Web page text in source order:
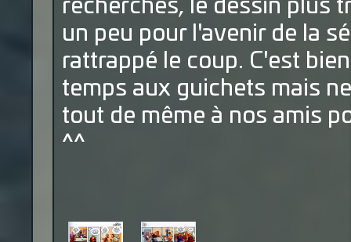
recherchés, le dessin plus
un peu pour l'avenir de la
rattrappé le coup. C'est
temps aux guichets mais
tout de même à nos amis
^^